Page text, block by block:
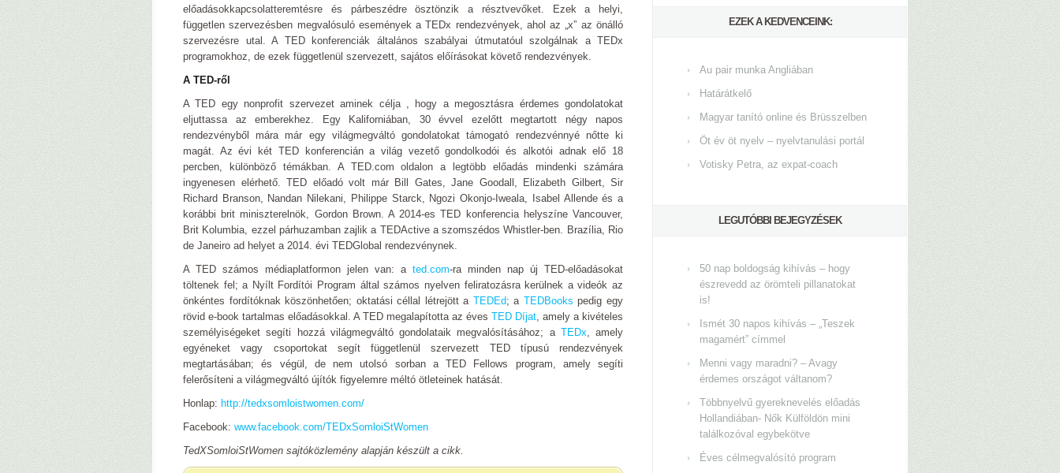
előadásokkapcsolatteremtésre és párbeszédre ösztönzik a résztvevőket. Ezek a helyi,
független szervezésben megvalósuló események a TEDx rendezvények, ahol az „x” az önálló
szervezésre utal. A TED konferenciák általános szabályai útmutatóul szolgálnak a TEDx
programokhoz, de ezek függetlenül szervezett, sajátos előírásokat követő rendezvények.
A TED-ről
A TED egy nonprofit szervezet aminek célja , hogy a megosztásra érdemes gondolatokat
eljuttassa az emberekhez. Egy Kaliforniában, 30 évvel ezelőtt megtartott négy napos
rendezvényből mára már egy világmegváltó gondolatokat támogató rendezvénnyé nőtte ki
magát. Az évi két TED konferencián a világ vezető gondolkodói és alkotói adnak elő 18
percben, különböző témákban. A TED.com oldalon a legtöbb előadás mindenki számára
ingyenesen elérhető. TED előadó volt már Bill Gates, Jane Goodall, Elizabeth Gilbert, Sir
Richard Branson, Nandan Nilekani, Philippe Starck, Ngozi Okonjo-Iweala, Isabel Allende és a
korábbi brit miniszterelnök, Gordon Brown. A 2014-es TED konferencia helyszíne Vancouver,
Brit Kolumbia, ezzel párhuzamban zajlik a TEDActive a szomszédos Whistler-ben. Brazília, Rio
de Janeiro ad helyet a 2014. évi TEDGlobal rendezvénynek.
A TED számos médiaplatformon jelen van: a ted.com-ra minden nap új TED-előadásokat
töltenek fel; a Nyílt Fordítói Program által számos nyelven feliratozásra kerülnek a videók az
önkéntes fordítóknak köszönhetően; oktatási céllal létrejött a TEDEd; a TEDBooks pedig egy
rövid e-book tartalmas előadásokkal. A TED megalapította az éves TED Díjat, amely a kivételes
személyiségeket segíti hozzá világmegváltó gondolataik megvalósításához; a TEDx, amely
egyéneket vagy csoportokat segít függetlenül szervezett TED típusú rendezvények
megtartásában; és végül, de nem utolsó sorban a TED Fellows program, amely segíti
felerősíteni a világmegváltó újítók figyelemre méltó ötleteinek hatását.
Honlap: http://tedxsomloistwomen.com/
Facebook: www.facebook.com/TEDxSomloiStWomen
TedXSomloiStWomen sajtóközlemény alapján készült a cikk.
EZEK A KEDVENCEINK:
Au pair munka Angliában
Határátkelő
Magyar tanító online és Brüsszelben
Öt év öt nyelv – nyelvtanulási portál
Votisky Petra, az expat-coach
LEGUTÓBBI BEJEGYZÉSEK
50 nap boldogság kihívás – hogy
észrevedd az örömteli pillanatokat
is!
Ismét 30 napos kihívás – „Teszek
magamért” címmel
Menni vagy maradni? – Avagy
érdemes országot váltanom?
Többnyelvű gyereknevelés előadás
Hollandiában- Nők Külföldön mini
találkozóval egybekötve
Éves célmegvalósító program